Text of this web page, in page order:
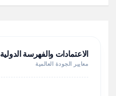
الاعتمادات والفهرسة الدولية
معايير الجودة العالمية